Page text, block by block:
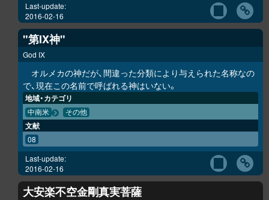
Last-update:
2016-02-16
"第IX神"
God IX
オルメカの神だが、間違った分類により与えられた名称なの
で、現在この名前で呼ばれる神はいない。
地域・カテゴリ
中南米 その他
文献
08
Last-update:
2016-02-16
大安楽不空金剛真実菩薩